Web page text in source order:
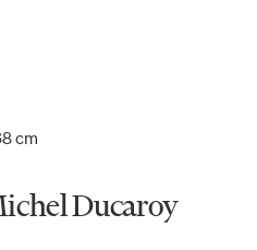
cm
Ducaroy